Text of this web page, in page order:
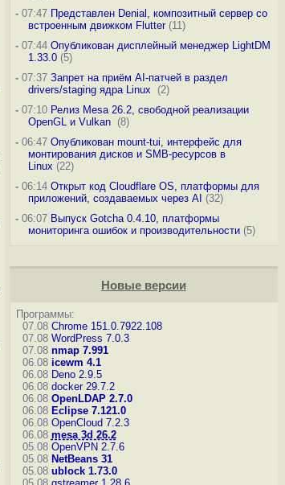
-07:47 Представлен Denial, композитный сервер со
встроенным движком Flutter(11)
-07:44 Опубликован дисплейный менеджер LightDM
1.33.0(5)
-07:37 Запрет на приём AI-патчей в раздел
drivers/staging ядра Linux
(2)
-07:10 Релиз Mesa 26.2, свободной реализации
OpenGL и Vulkan (8)
-06:47 Опубликован mount-tui, интерфейс для
монтирования дисков и SMB-ресурсов в
Linux (22)
-06:14 Открыт код Cloudflare OS, платформы для
приложений, создаваемых через AI (32)
-06:07 Выпуск Gotcha 0.4.10, платформы
мониторинга ошибок и производительности(5)
Новые версии
Программы:
07.08 Chrome 151.0.7922.108
07.08 WordPress 7.0.3
07.08 nmap 7.991
06.08 icewm 4.1
06.08 Deno 2.9.5
06.08 docker 29.7.2
06.08 OpenLDAP 2.7.0
06.08 Eclipse 7.121.0
06.08 OpenCloud 7.2.3
06.08 mesa 3d 26.2
05.08 OpenVPN 2.7.6
05.08 NetBeans 31
05.08 ublock 1.73.0